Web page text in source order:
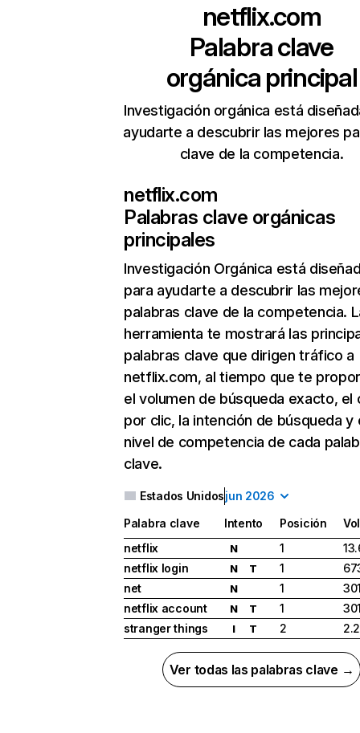
netflix.com
Palabra clave
orgánica principal
Investigación orgánica está
ayudarte a descubrir las mejores
clave de la competencia.
netflix.com
Palabras clave orgánicas
principales
Investigación Orgánica está
para ayudarte a descubrir las
palabras clave de la competencia.
herramienta te mostrará las
palabras clave que dirigen tráfico a
netflix.com, al tiempo que te
el volumen de búsqueda exacto, el
por clic, la intención de búsqueda y
nivel de competencia de cada
clave.
Estados Unidosjun 2026
Palabra clave Intento Posición
netflix
N 1
netflix login
N T 1
net
N 1
netflix account
N T 1
stranger things
I T 2
Ver todas las palabras clave →